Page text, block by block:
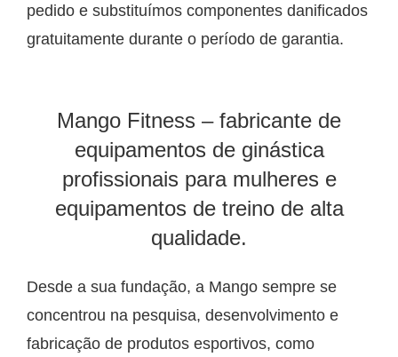
pedido e substituímos componentes danificados
gratuitamente durante o período de garantia.
Mango Fitness – fabricante de
equipamentos de ginástica
profissionais para mulheres e
equipamentos de treino de alta
qualidade.
Desde a sua fundação, a Mango sempre se
concentrou na pesquisa, desenvolvimento e
fabricação de produtos esportivos, como